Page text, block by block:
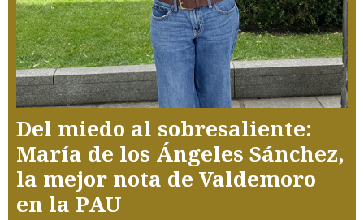
Del miedo al sobresaliente:
María de los Ángeles Sánchez,
la mejor nota de Valdemoro
en la PAU